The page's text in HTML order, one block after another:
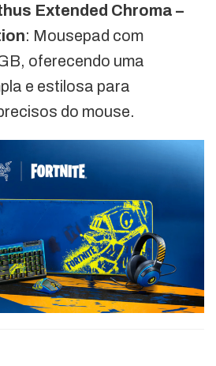
Extended Chroma –
: Mousepad com
oferecendo uma
e estilosa para
do mouse.